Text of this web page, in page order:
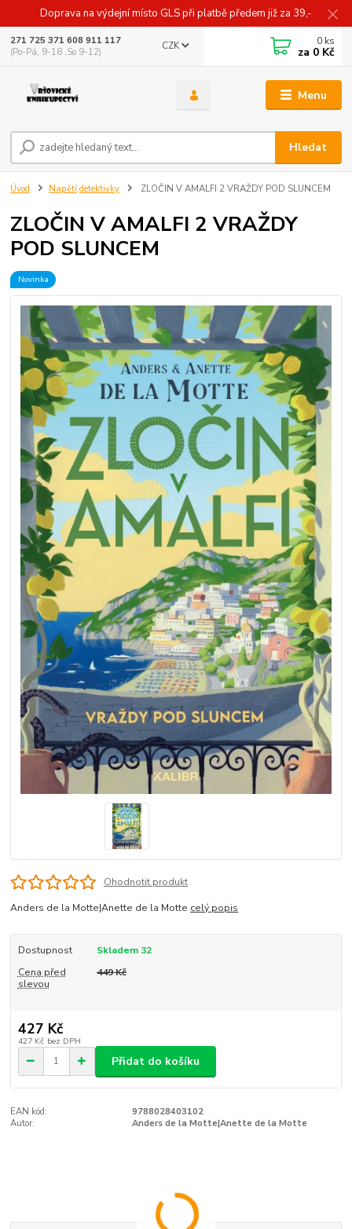
Doprava na výdejní místo GLS při platbě předem již za 39,-
Menu
CZK
Hledat
271 725 371 608 911 117
(Po-Pá, 9-18 ,So 9-12)
0 ks
za 0 Kč
Úvod Napětí,detektivky ZLOČIN V AMALFI 2 VRAŽDY POD SLUNCEM
ZLOČIN V AMALFI 2 VRAŽDY
POD SLUNCEM
Novinka
Ohodnotit produkt
Anders de la Motte|Anette de la Motte celý popis
Dostupnost
Skladem 32
Cena před
slevou
449 Kč
427 Kč
427 Kč bez DPH
Přidat do košíku
EAN kód:
9788028403102
Autor:
Anders de la Motte|Anette de la Motte